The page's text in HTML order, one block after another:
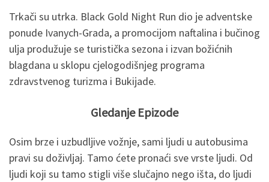
Trkači su utrka. Black Gold Night Run dio je adventske
ponude Ivanych-Grada, a promocijom naftalina i bučinog
ulja produžuje se turistička sezona i izvan božićnih
blagdana u sklopu cjelogodišnjeg programa
zdravstvenog turizma i Bukijade.
Gledanje Epizode
Osim brze i uzbudljive vožnje, sami ljudi u autobusima
pravi su doživljaj. Tamo ćete pronaći sve vrste ljudi. Od
ljudi koji su tamo stigli više slučajno nego išta, do ljudi